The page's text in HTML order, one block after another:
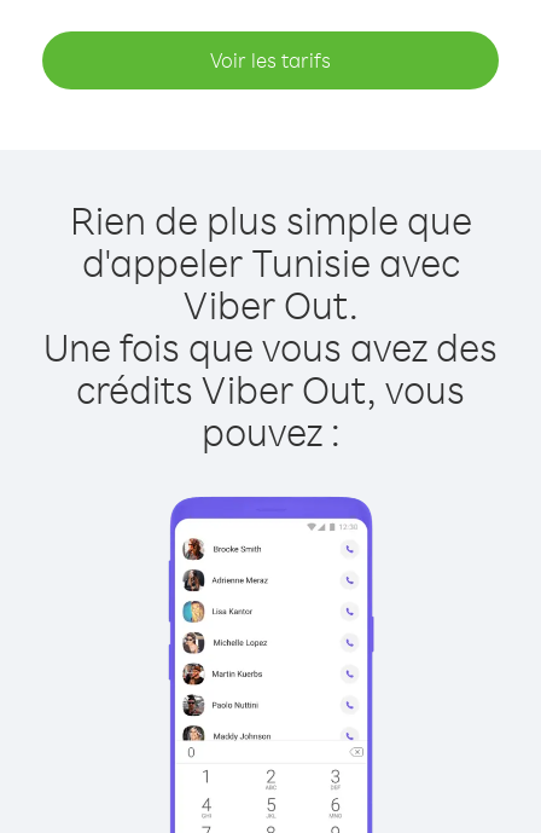
Voir les tarifs
Rien de plus simple que
d'appeler Tunisie avec
Viber Out.
Une fois que vous avez des
crédits Viber Out, vous
pouvez :